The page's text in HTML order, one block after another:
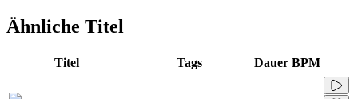
Ähnliche Titel
Titel Tags Dauer BPM